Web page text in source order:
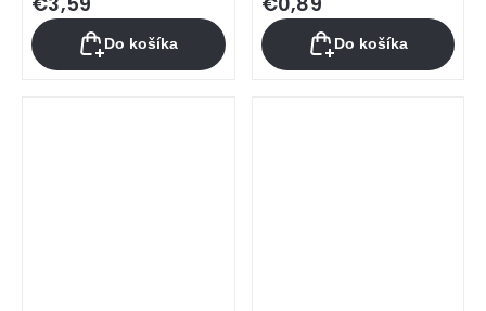
Do košíka Do košíka